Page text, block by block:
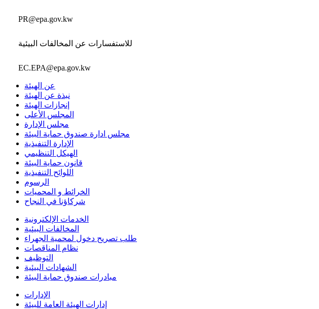
PR@epa.gov.kw
للاستفسارات عن المخالفات البيئية
EC.EPA@epa.gov.kw
عن الهيئة
نبذة عن الهيئة
إنجازات الهيئة
المجلس الأعلى
مجلس الإدارة
مجلس ادارة صندوق حماية البيئة
الإدارة التنفيذية
الهيكل التنظيمي
قانون حماية البيئة
اللوائح التنفيذية
الرسوم
الخرائط و المحميات
شركاؤنا في النجاح
الخدمات الإلكترونية
المخالفات البيئية
طلب تصريح دخول لمحمية الجهراء
نظام المناقصات
التوظيف
الشهادات البيئية
مبادرات صندوق حماية البيئة
الإدارات
إدارات الهيئة العامة للبيئة